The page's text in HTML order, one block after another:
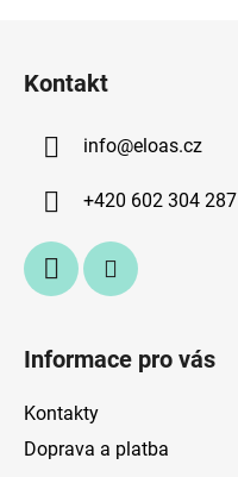
Kontakt
info@eloas.cz
+420 602 304 287
Informace pro vás
Kontakty
Doprava a platba